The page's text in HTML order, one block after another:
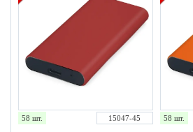
58 шт. 15047-45 58 шт.